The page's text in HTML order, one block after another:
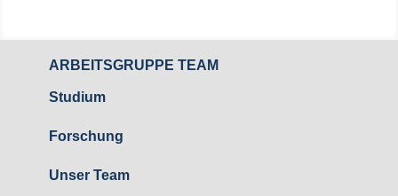
ARBEITSGRUPPE TEAM
Studium
Forschung
Unser Team